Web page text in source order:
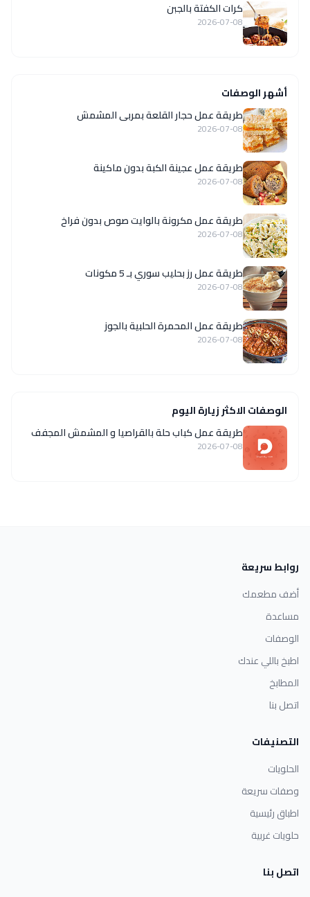
كرات الكفتة بالجبن
2026-07-08
أشهر الوصفات
طريقة عمل حجار القلعة بمربى المشمش
2026-07-08
طريقة عمل عجينة الكبة بدون ماكينة
2026-07-08
طريقة عمل مكرونة بالوايت صوص بدون فراخ
2026-07-08
طريقة عمل رز بحليب سوري بـ 5 مكونات
2026-07-08
طريقة عمل المحمرة الحلبية بالجوز
2026-07-08
الوصفات الاكثر زيارة اليوم
طريقة عمل كباب حلة بالقراصيا و المشمش المجفف
2026-07-08
روابط سريعة
أضف مطعمك
مساعدة
الوصفات
اطبخ باللي عندك
المطابخ
اتصل بنا
التصنيفات
الحلويات
وصفات سريعة
اطباق رئيسية
حلويات غربية
اتصل بنا